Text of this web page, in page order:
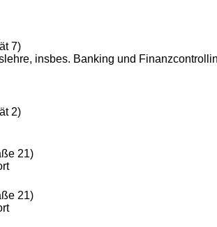
7)
insbes. Banking und
2)
21)
21)